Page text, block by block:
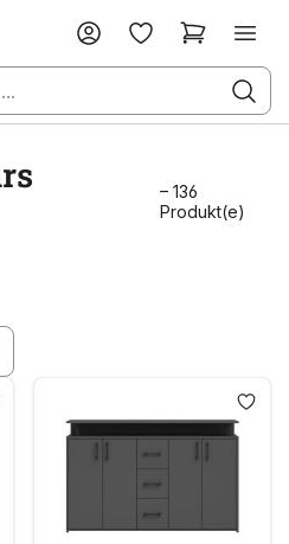
– 136
Produkt(e)